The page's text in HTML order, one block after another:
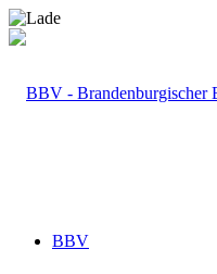
BBV